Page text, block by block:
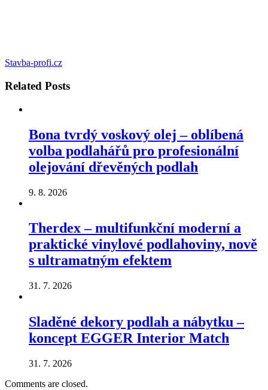
Stavba-profi.cz
Related Posts
Bona tvrdý voskový olej – oblíbená
volba podlahářů pro profesionální
olejování dřevěných podlah
9. 8. 2026
Therdex – multifunkční moderní a
praktické vinylové podlahoviny, nově
s ultramatným efektem
31. 7. 2026
Sladěné dekory podlah a nábytku –
koncept EGGER Interior Match
31. 7. 2026
Comments are closed.